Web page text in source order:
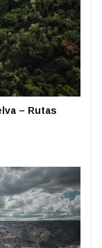
– Rutas